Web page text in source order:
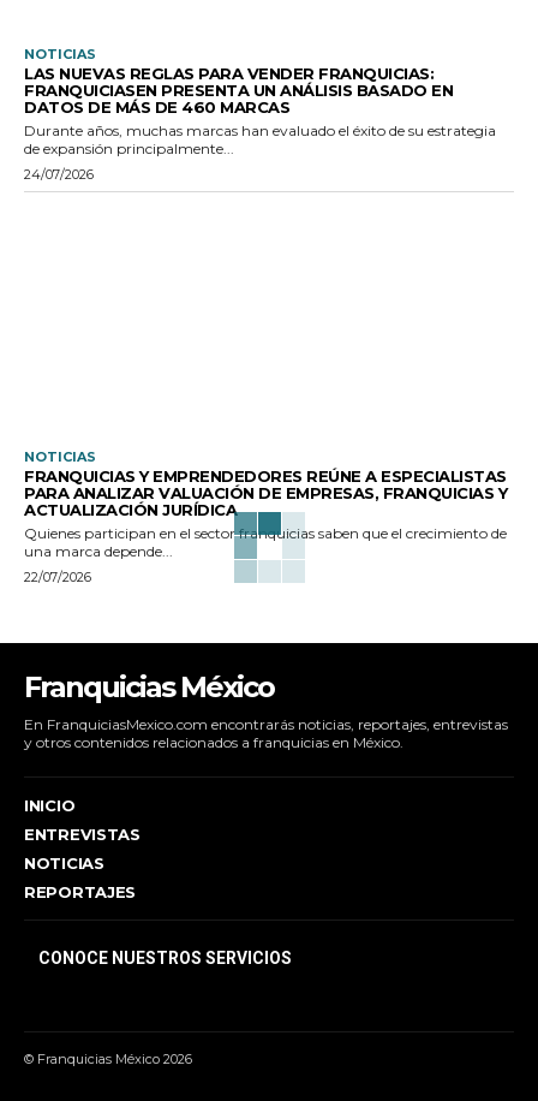
NOTICIAS
LAS NUEVAS REGLAS PARA VENDER FRANQUICIAS:
FRANQUICIASEN PRESENTA UN ANÁLISIS BASADO EN
DATOS DE MÁS DE 460 MARCAS
Durante años, muchas marcas han evaluado el éxito de su estrategia
de expansión principalmente...
24/07/2026
NOTICIAS
FRANQUICIAS Y EMPRENDEDORES REÚNE A ESPECIALISTAS
PARA ANALIZAR VALUACIÓN DE EMPRESAS, FRANQUICIAS Y
ACTUALIZACIÓN JURÍDICA
Quienes participan en el sector franquicias saben que el crecimiento de
una marca depende...
22/07/2026
Franquicias México
En FranquiciasMexico.com encontrarás noticias, reportajes, entrevistas
y otros contenidos relacionados a franquicias en México.
INICIO
ENTREVISTAS
NOTICIAS
REPORTAJES
CONOCE NUESTROS SERVICIOS
© Franquicias México 2026